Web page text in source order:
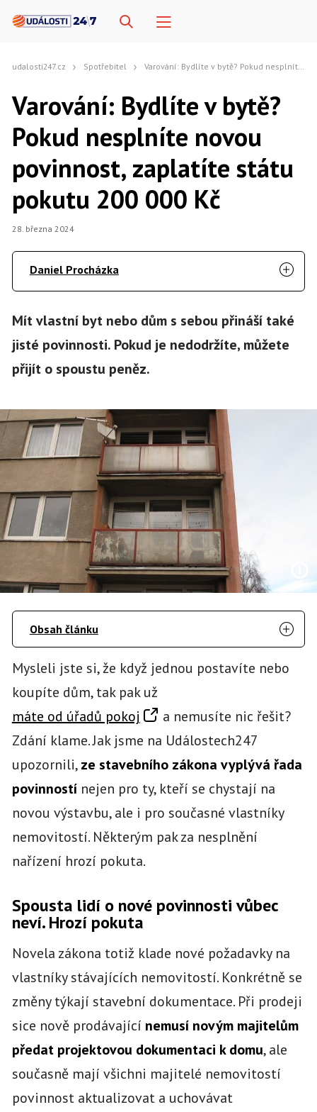
udalosti247.cz Spotřebitel Varování: Bydlíte v bytě? Pokud nesplníte novou povinnost, zaplatíte státu pokutu 200 000 Kč
Varování: Bydlíte v bytě?
Pokud nesplníte novou
povinnost, zaplatíte státu
pokutu 200 000 Kč
28. března 2024
Daniel Procházka
Mít vlastní byt nebo dům s sebou přináší také
jisté povinnosti. Pokud je nedodržíte, můžete
přijít o spoustu peněz.
Obsah článku
Mysleli jste si, že když jednou postavíte nebo
koupíte dům, tak pak už
máte od úřadů pokoj
a nemusíte nic řešit?
Zdání klame. Jak jsme na Událostech247
upozornili,ze stavebního zákona vyplývá řada
povinností nejen pro ty, kteří se chystají na
novou výstavbu, ale i pro současné vlastníky
nemovitostí. Některým pak za nesplnění
nařízení hrozí pokuta.
Spousta lidí o nové povinnosti vůbec
neví. Hrozí pokuta
Novela zákona totiž klade nové požadavky na
vlastníky stávajících nemovitostí. Konkrétně se
změny týkají stavební dokumentace. Při prodeji
sice nově prodávající nemusí novým majitelům
předat projektovou dokumentaci k domu, ale
současně mají všichni majitelé nemovitostí
povinnost aktualizovat a uchovávat